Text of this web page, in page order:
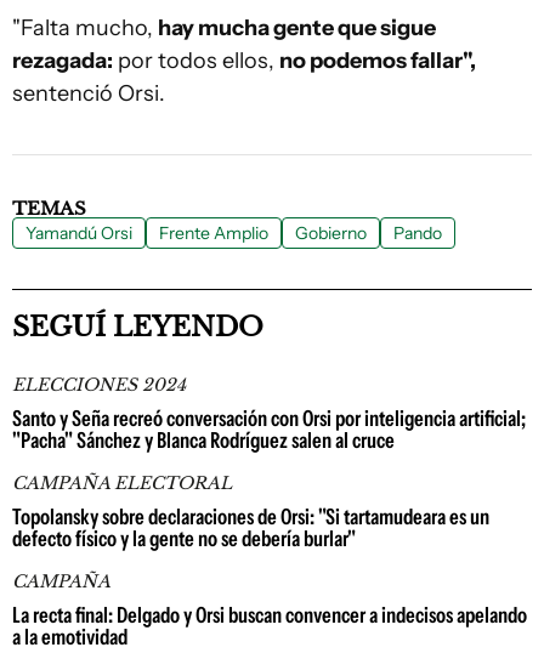
"Falta mucho, hay mucha gente que sigue
rezagada: por todos ellos, no podemos fallar",
sentenció Orsi.
TEMAS
Yamandú Orsi Frente Amplio Gobierno Pando
SEGUÍ LEYENDO
ELECCIONES 2024
Santo y Seña recreó conversación con Orsi por inteligencia artificial;
"Pacha" Sánchez y Blanca Rodríguez salen al cruce
CAMPAÑA ELECTORAL
Topolansky sobre declaraciones de Orsi: "Si tartamudeara es un
defecto físico y la gente no se debería burlar"
CAMPAÑA
La recta final: Delgado y Orsi buscan convencer a indecisos apelando
a la emotividad